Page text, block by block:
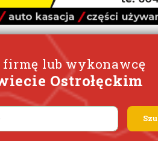
firmę lub wykonawcę
Ostrołęckim